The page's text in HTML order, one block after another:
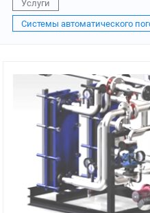
Услуги
Системы автоматического